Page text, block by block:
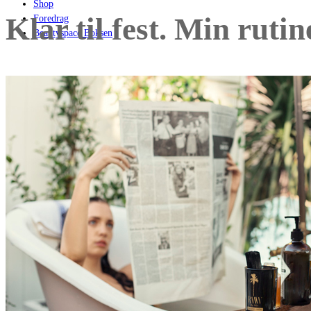
Shop
Foredrag
Beautyspace Boksen
Klar til fest. Min